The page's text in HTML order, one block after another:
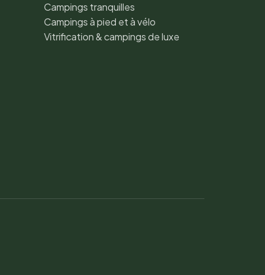
Campings tranquilles
Campings à pied et à vélo
Vitrification & campings de luxe